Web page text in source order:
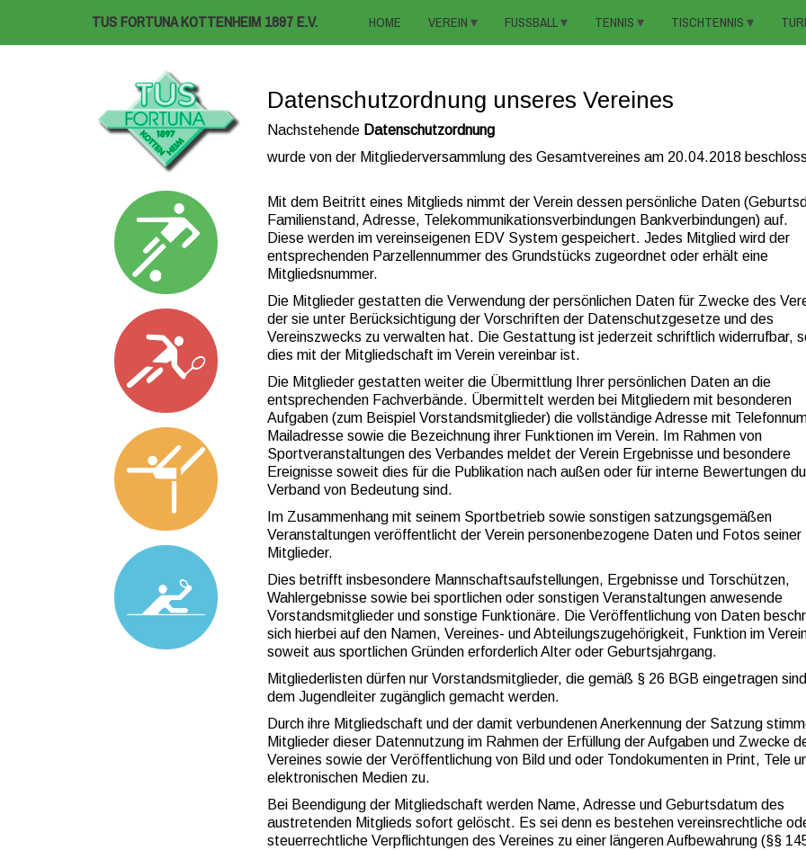
TUS FORTUNA KOTTENHEIM 1897 E.V. HOME VEREIN FUSSBALL TENNIS TISCHTENNIS
Datenschutzordnung unseres Vereines
Nachstehende Datenschutzordnung
wurde von der Mitgliederversammlung des Gesamtvereines am 20.04.2018
Mit dem Beitritt eines Mitglieds nimmt der Verein dessen persönliche Daten
Familienstand, Adresse, Telekommunikationsverbindungen Bankverbindungen) auf.
Diese werden im vereinseigenen EDV System gespeichert. Jedes Mitglied wird der
entsprechenden Parzellennummer des Grundstücks zugeordnet oder erhält eine
Mitgliedsnummer.
Die Mitglieder gestatten die Verwendung der persönlichen Daten für Zwecke des
der sie unter Berücksichtigung der Vorschriften der Datenschutzgesetze und des
Vereinszwecks zu verwalten hat. Die Gestattung ist jederzeit schriftlich widerrufbar,
dies mit der Mitgliedschaft im Verein vereinbar ist.
Die Mitglieder gestatten weiter die Übermittlung Ihrer persönlichen Daten an die
entsprechenden Fachverbände. Übermittelt werden bei Mitgliedern mit besonderen
Aufgaben (zum Beispiel Vorstandsmitglieder) die vollständige Adresse mit
Mailadresse sowie die Bezeichnung ihrer Funktionen im Verein. Im Rahmen von
Sportveranstaltungen des Verbandes meldet der Verein Ergebnisse und besondere
Ereignisse soweit dies für die Publikation nach außen oder für interne Bewertungen
Verband von Bedeutung sind.
Im Zusammenhang mit seinem Sportbetrieb sowie sonstigen satzungsgemäßen
Veranstaltungen veröffentlicht der Verein personenbezogene Daten und Fotos seiner
Mitglieder.
Dies betrifft insbesondere Mannschaftsaufstellungen, Ergebnisse und Torschützen,
Wahlergebnisse sowie bei sportlichen oder sonstigen Veranstaltungen anwesende
Vorstandsmitglieder und sonstige Funktionäre. Die Veröffentlichung von Daten
sich hierbei auf den Namen, Vereines- und Abteilungszugehörigkeit, Funktion im
soweit aus sportlichen Gründen erforderlich Alter oder Geburtsjahrgang.
Mitgliederlisten dürfen nur Vorstandsmitglieder, die gemäß § 26 BGB eingetragen
dem Jugendleiter zugänglich gemacht werden.
Durch ihre Mitgliedschaft und der damit verbundenen Anerkennung der Satzung
Mitglieder dieser Datennutzung im Rahmen der Erfüllung der Aufgaben und Zwecke
Vereines sowie der Veröffentlichung von Bild und oder Tondokumenten in Print, Tele
elektronischen Medien zu.
Bei Beendigung der Mitgliedschaft werden Name, Adresse und Geburtsdatum des
austretenden Mitglieds sofort gelöscht. Es sei denn es bestehen vereinsrechtliche
steuerrechtliche Verpflichtungen des Vereines zu einer längeren Aufbewahrung (§§